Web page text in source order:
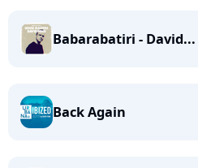
Babarabatiri - David...
Back Again